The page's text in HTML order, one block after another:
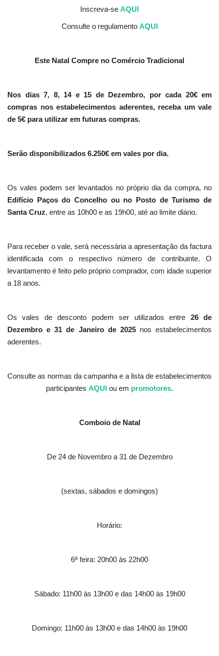
Inscreva-se AQUI
Consulte o regulamento AQUI
Este Natal Compre no Comércio Tradicional
Nos dias 7, 8, 14 e 15 de Dezembro, por cada 20€ em
compras nos estabelecimentos aderentes, receba um vale
de 5€ para utilizar em futuras compras.
Serão disponibilizados 6.250€ em vales por dia.
Os vales podem ser levantados no próprio dia da compra, no
Edifício Paços do Concelho ou no Posto de Turismo de
Santa Cruz, entre as 10h00 e as 19h00, até ao limite diário.
Para receber o vale, será necessária a apresentação da factura
identificada com o respectivo número de contribuinte. O
levantamento é feito pelo próprio comprador, com idade superior
a 18 anos.
Os vales de desconto podem ser utilizados entre 26 de
Dezembro e 31 de Janeiro de 2025nos estabelecimentos
aderentes.
Consulte as normas da campanha e a lista de estabelecimentos
participantes AQUI ou em promotores.
Comboio de Natal
De 24 de Novembro a 31 de Dezembro
(sextas, sábados e domingos)
Horário:
6ª feira: 20h00 às 22h00
Sábado: 11h00 às 13h00 e das 14h00 às 19h00
Domingo: 11h00 às 13h00 e das 14h00 às 19h00